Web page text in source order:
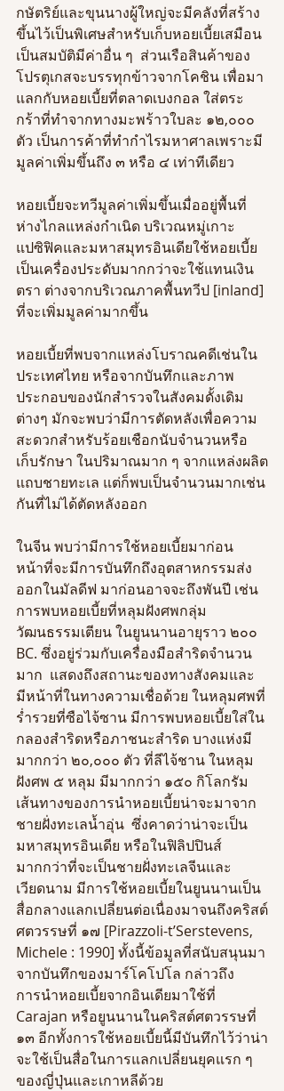
กษัตริย์และขุนนางผู้ใหญ่จะมีคลังที่สร้าง
ขึ้นไว้เป็นพิเศษสำหรับเก็บหอยเบี้ยเสมือน
เป็นสมบัติมีค่าอื่น ๆ  ส่วนเรือสินค้าของ
โปรตุเกสจะบรรทุกข้าวจากโคชิน เพื่อมา
แลกกับหอยเบี้ยที่ตลาดเบงกอล ใส่ตระ
กร้าที่ทำจากทางมะพร้าวใบละ ๑๒,๐๐๐
ตัว เป็นการค้าที่ทำกำไรมหาศาลเพราะมี
มูลค่าเพิ่มขึ้นถึง ๓ หรือ ๔ เท่าทีเดียว
หอยเบี้ยจะทวีมูลค่าเพิ่มขึ้นเมื่ออยู่พื้นที่
ห่างไกลแหล่งกำเนิด บริเวณหมู่เกาะ
แปซิฟิคและมหาสมุทรอินเดียใช้หอยเบี้ย
เป็นเครื่องประดับมากกว่าจะใช้แทนเงิน
ตรา ต่างจากบริเวณภาคพื้นทวีป [inland]
ที่จะเพิ่มมูลค่ามากขึ้น
หอยเบี้ยที่พบจากแหล่งโบราณคดีเช่นใน
ประเทศไทย หรือจากบันทึกและภาพ
ประกอบของนักสำรวจในสังคมดั้งเดิม
ต่างๆ มักจะพบว่ามีการตัดหลังเพื่อความ
สะดวกสำหรับร้อยเชือกนับจำนวนหรือ
เก็บรักษา ในปริมาณมาก ๆ จากแหล่งผลิต
แถบชายทะเล แต่ก็พบเป็นจำนวนมากเช่น
กันที่ไม่ได้ตัดหลังออก
ในจีน พบว่ามีการใช้หอยเบี้ยมาก่อน
หน้าที่จะมีการบันทึกถึงอุตสาหกรรมส่ง
ออกในมัลดีฟ มาก่อนอาจจะถึงพันปี เช่น
การพบหอยเบี้ยที่หลุมฝังศพกลุ่ม
วัฒนธรรมเตียน ในยูนนานอายุราว ๒๐๐
BC. ซึ่งอยู่ร่วมกับเครื่องมือสำริดจำนวน
มาก  แสดงถึงสถานะของทางสังคมและ
มีหน้าที่ในทางความเชื่อด้วย ในหลุมศพที่
ร่ำรวยที่ซือไจ้ซาน มีการพบหอยเบี้ยใส่ใน
กลองสำริดหรือภาชนะสำริด บางแห่งมี
มากกว่า ๒๐,๐๐๐ ตัว ที่ลีไจ้ชาน ในหลุม
ฝังศพ ๕ หลุม มีมากกว่า ๑๕๐ กิโลกรัม
เส้นทางของการนำหอยเบี้ยน่าจะมาจาก
ชายฝั่งทะเลน้ำอุ่น  ซึ่งคาดว่าน่าจะเป็น
มหาสมุทรอินเดีย หรือในฟิลิปปินส์
มากกว่าที่จะเป็นชายฝั่งทะเลจีนและ
เวียดนาม มีการใช้หอยเบี้ยในยูนนานเป็น
สื่อกลางแลกเปลี่ยนต่อเนื่องมาจนถึงคริสต์
ศตวรรษที่ ๑๗ [Pirazzoli-t’Serstevens,
Michele : 1990] ทั้งนี้ข้อมูลที่สนับสนุนมา
จากบันทึกของมาร์โคโปโล กล่าวถึง
การนำหอยเบี้ยจากอินเดียมาใช้ที่
Carajan หรือยูนนานในคริสต์ศตวรรษที่
๑๓ อีกทั้งการใช้หอยเบี้ยนี้มีบันทึกไว้ว่าน่า
จะใช้เป็นสื่อในการแลกเปลี่ยนยุคแรก ๆ
ของญี่ปุ่นและเกาหลีด้วย